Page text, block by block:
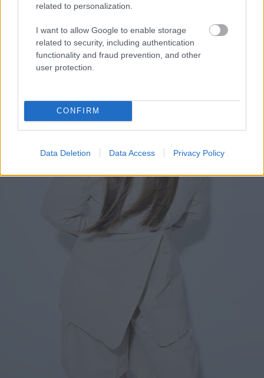
related to personalization.
I want to allow Google to enable storage
related to security, including authentication
functionality and fraud prevention, and other
user protection.
CONFIRM
Data Deletion Data Access Privacy Policy